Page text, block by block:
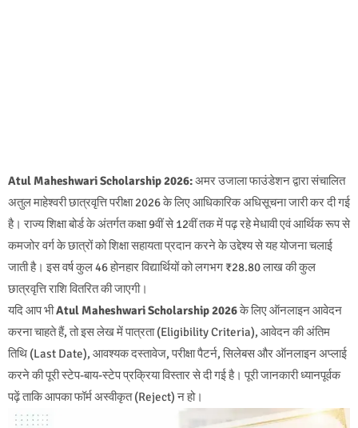
Atul Maheshwari Scholarship 2026:अमर उजाला फाउंडेशन द्वारा संचालित
अतुल माहेश्वरी छात्रवृत्ति परीक्षा 2026 के लिए आधिकारिक अधिसूचना जारी कर दी गई
है। राज्य शिक्षा बोर्ड के अंतर्गत कक्षा 9वीं से 12वीं तक में पढ़ रहे मेधावी एवं आर्थिक रूप से
कमजोर वर्ग के छात्रों को शिक्षा सहायता प्रदान करने के उद्देश्य से यह योजना चलाई
जाती है। इस वर्ष कुल 46 होनहार विद्यार्थियों को लगभग ₹28.80 लाख की कुल
छात्रवृत्ति राशि वितरित की जाएगी।
यदि आप भीAtul Maheshwari Scholarship 2026के लिए ऑनलाइन आवेदन
करना चाहते हैं, तो इस लेख में पात्रता (Eligibility Criteria), आवेदन की अंतिम
तिथि (Last Date), आवश्यक दस्तावेज, परीक्षा पैटर्न, सिलेबस और ऑनलाइन अप्लाई
करने की पूरी स्टेप-बाय-स्टेप प्रक्रिया विस्तार से दी गई है। पूरी जानकारी ध्यानपूर्वक
पढ़ें ताकि आपका फॉर्म अस्वीकृत (Reject) न हो।